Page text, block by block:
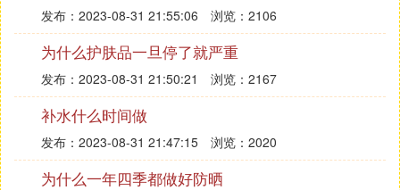
发布：2023-08-31 21:55:06 浏览：2106
为什么护肤品一旦停了就严重
发布：2023-08-31 21:50:21 浏览：2167
补水什么时间做
发布：2023-08-31 21:47:15 浏览：2020
为什么一年四季都做好防晒